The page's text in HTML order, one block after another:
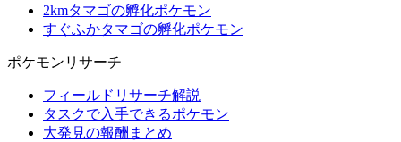
2kmタマゴの孵化ポケモン
すぐふかタマゴの孵化ポケモン
ポケモンリサーチ
フィールドリサーチ解説
タスクで入手できるポケモン
大発見の報酬まとめ